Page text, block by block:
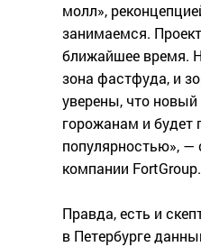
молл»,
занимаемся.
ближайшее время.
зона фастфуда, и
уверены, что
горожанам и будет
популярностью»,
компании FortGroup.
Правда, есть и
в Петербурге